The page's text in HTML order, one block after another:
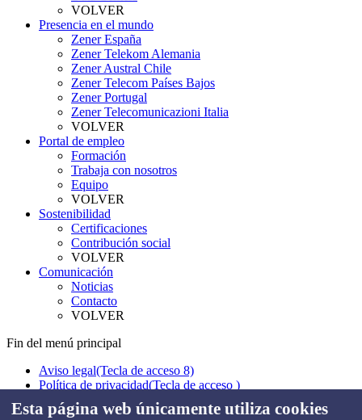
VOLVER
Presencia en el mundo
Zener España
Zener Telekom Alemania
Zener Austral Chile
Zener Telecom Países Bajos
Zener Portugal
Zener Telecomunicazioni Italia
VOLVER
Portal de empleo
Formación
Trabaja con nosotros
Equipo
VOLVER
Sostenibilidad
Certificaciones
Contribución social
VOLVER
Comunicación
Noticias
Contacto
VOLVER
Fin del menú principal
Aviso legal(Tecla de acceso 8)
Política de privacidad(Tecla de acceso )
Política de cookies
(Tecla de acceso )
Política de uso(Tecla de acceso )
Esta página web únicamente utiliza cookies